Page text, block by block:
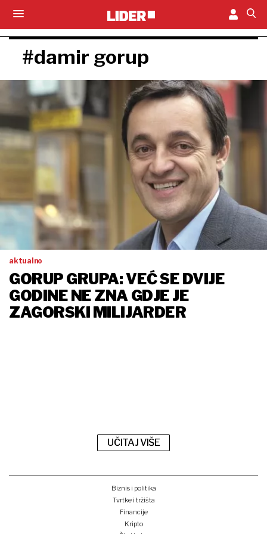
#damir gorup
aktualno
GORUP GRUPA: VEĆ SE DVIJE
GODINE NE ZNA GDJE JE
ZAGORSKI MILIJARDER
UČITAJ VIŠE
Biznis i politika
Tvrtke i tržišta
Financije
Kripto